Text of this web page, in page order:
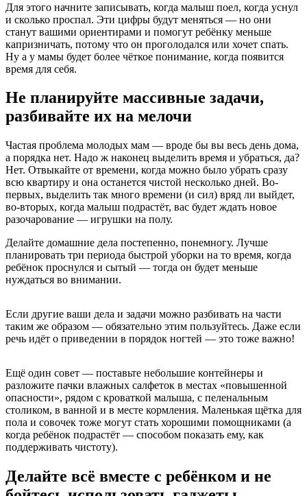
Для этого начните записывать, когда малыш поел, когда уснул
и сколько проспал. Эти цифры будут меняться — но они
станут вашими ориентирами и помогут ребёнку меньше
капризничать, потому что он проголодался или хочет спать.
Ну а у мамы будет более чёткое понимание, когда появится
время для себя.
Не планируйте массивные задачи,
разбивайте их на мелочи
Частая проблема молодых мам — вроде бы вы весь день дома,
а порядка нет. Надо ж наконец выделить время и убраться, да?
Нет. Отвыкайте от времени, когда можно было убрать сразу
всю квартиру и она останется чистой несколько дней. Во-
первых, выделить так много времени (и сил) вряд ли выйдет,
во-вторых, когда малыш подрастёт, вас будет ждать новое
разочарование — игрушки на полу.
Делайте домашние дела постепенно, понемногу. Лучше
планировать три периода быстрой уборки на то время, когда
ребёнок проснулся и сытый — тогда он будет меньше
нуждаться во внимании.
Если другие ваши дела и задачи можно разбивать на части
таким же образом — обязательно этим пользуйтесь. Даже если
речь идёт о приведении в порядок ногтей — это тоже важно!
Ещё один совет — поставьте небольшие контейнеры и
разложите пачки влажных салфеток в местах «повышенной
опасности», рядом с кроваткой малыша, с пеленальным
столиком, в ванной и в месте кормления. Маленькая щётка для
пола и совочек тоже могут стать хорошими помощниками (а
когда ребёнок подрастёт — способом показать ему, как
поддерживать чистоту).
Делайте всё вместе с ребёнком и не